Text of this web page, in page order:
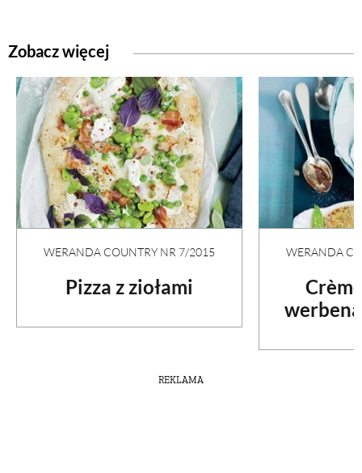
Zobacz więcej
WERANDA COUNTRY NR 7/2015
Pizza z ziołami
WERANDA
REKLAMA